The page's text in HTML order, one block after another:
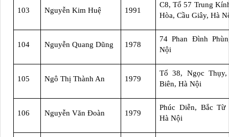
103 Nguyễn Kim Huệ 1991
C8, Tổ 57 Trung
Hòa, Cầu Giây, Hà
104 Nguyễn Quang Dũng 1978
74 Phan Đình
Nội
105 Ngô Thị Thành An 1979
Tổ 38, Ngọc Thụy,
Biên, Hà Nội
106 Nguyễn Văn Đoàn 1979
Phúc Diễn, Bắc Từ
Hà Nội